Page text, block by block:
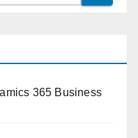
365 Business